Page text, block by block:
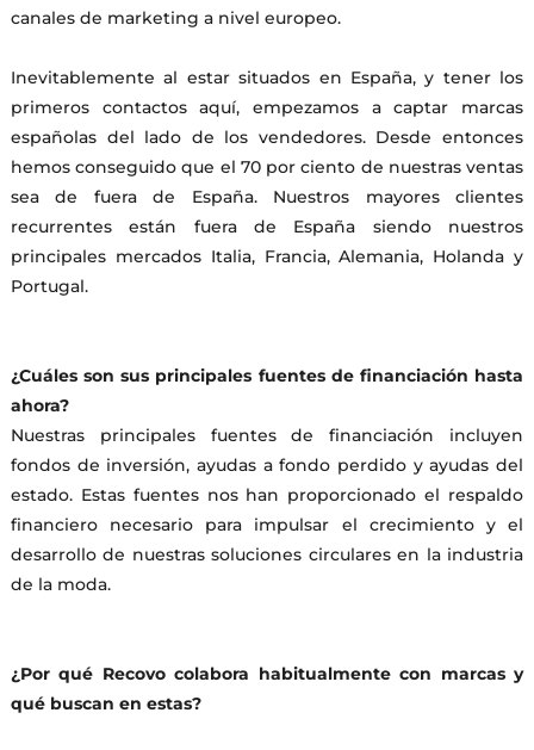
canales de marketing a nivel europeo.
Inevitablemente al estar situados en España, y tener los
primeros contactos aquí, empezamos a captar marcas
españolas del lado de los vendedores. Desde entonces
hemos conseguido que el 70 por ciento de nuestras ventas
sea de fuera de España. Nuestros mayores clientes
recurrentes están fuera de España siendo nuestros
principales mercados Italia, Francia, Alemania, Holanda y
Portugal.
¿Cuáles son sus principales fuentes de financiación hasta
ahora?
Nuestras principales fuentes de financiación incluyen
fondos de inversión, ayudas a fondo perdido y ayudas del
estado. Estas fuentes nos han proporcionado el respaldo
financiero necesario para impulsar el crecimiento y el
desarrollo de nuestras soluciones circulares en la industria
de la moda.
¿Por qué Recovo colabora habitualmente con marcas y
qué buscan en estas?